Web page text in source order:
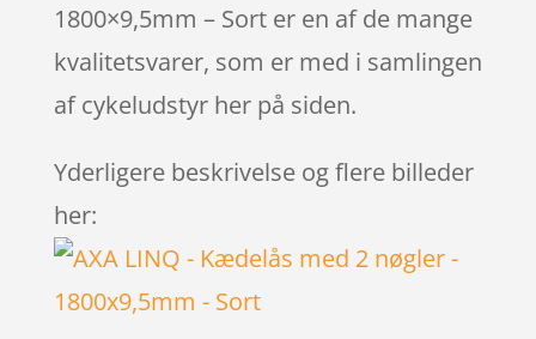
1800×9,5mm – Sort er en af de mange
kvalitetsvarer, som er med i samlingen
af cykeludstyr her på siden.
Yderligere beskrivelse og flere billeder
her: